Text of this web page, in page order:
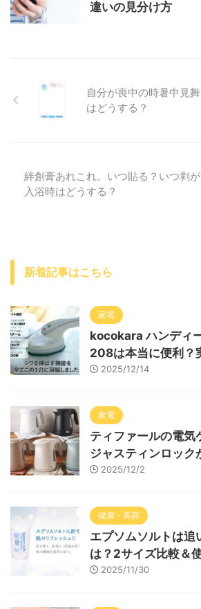
違いの見分け方
自分が喪中の時暑中見
はどうする？
絆創膏あれこれ。いつ貼る？いつ剥が
入浴時はどうする？
新着記事はこちら
家電
kocokara ハンディ
208は本当に便利？
2025/12/14
家電
ティファールの電気
ジャスティンロック
2025/12/2
健康・美容
エプソムソルトは追
は？2サイズ比較＆
2025/11/30